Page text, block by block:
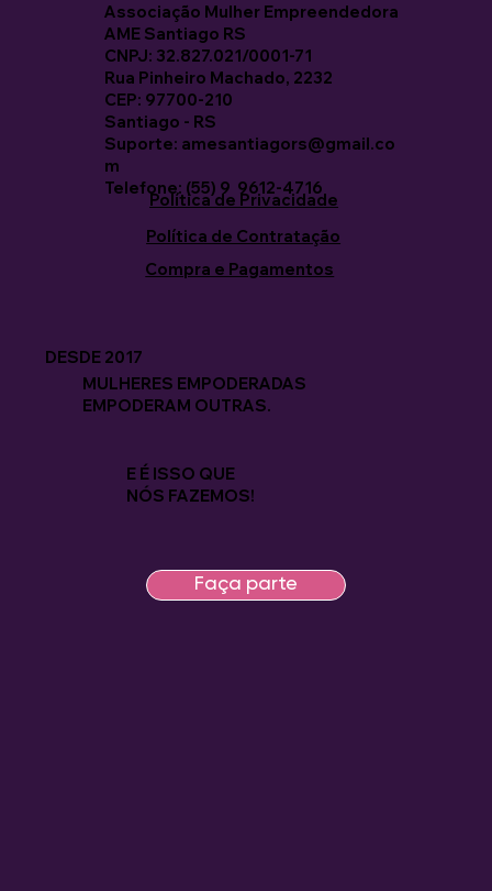
Associação Mulher Empreendedora
AME Santiago RS
CNPJ: 32.827.021/0001-71
Rua Pinheiro Machado, 2232
CEP: 97700-210
Santiago - RS
Suporte: amesantiagors@gmail.co
m
Telefone: (55) 9 9612-4716
Política de Privacidade
Política de Contratação
Compra e Pagamentos
DESDE 2017
MULHERES EMPODERADAS
EMPODERAM OUTRAS.
E É ISSO QUE
NÓS FAZEMOS!
Faça parte